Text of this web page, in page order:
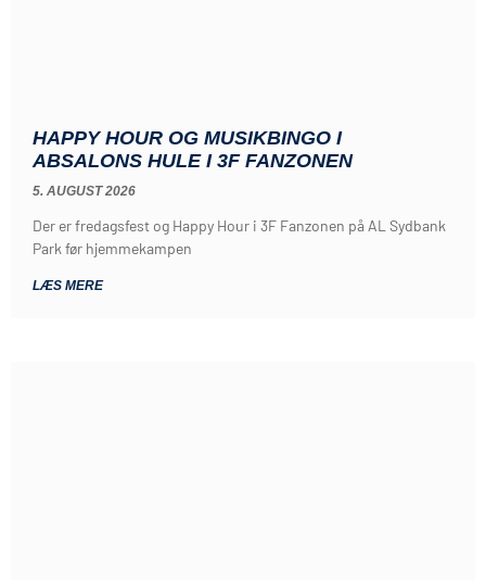
HAPPY HOUR OG MUSIKBINGO I
ABSALONS HULE I 3F FANZONEN
5. AUGUST 2026
Der er fredagsfest og Happy Hour i 3F Fanzonen på AL Sydbank
Park før hjemmekampen
LÆS MERE